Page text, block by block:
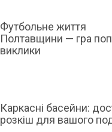
Футбольне життя
Полтавщини — гра
виклики
Каркасні басейни:
розкіш для вашого